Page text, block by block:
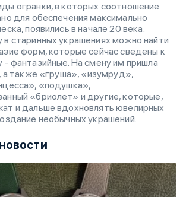
огранки, в которых соотношение
для обеспечения максимально
появились в начале 20 века.
старинных украшениях можно найти
форм, которые сейчас сведены к
фантазийные. На смену им пришла
а также «груша», «изумруд»,
«подушка»,
«бриолет» и другие, которые,
и дальше вдохновлять ювелирных
необычных украшений.